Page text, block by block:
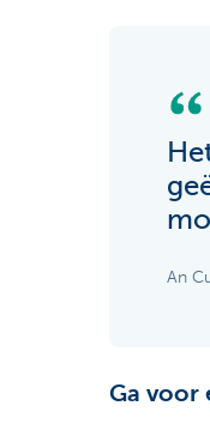
An
Ga voor